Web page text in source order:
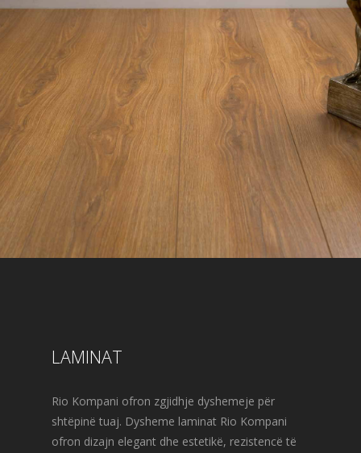
LAMINAT
Rio Kompani ofron zgjidhje dyshemeje për
shtëpinë tuaj. Dysheme laminat Rio Kompani
ofron dizajn elegant dhe estetikë, rezistencë të